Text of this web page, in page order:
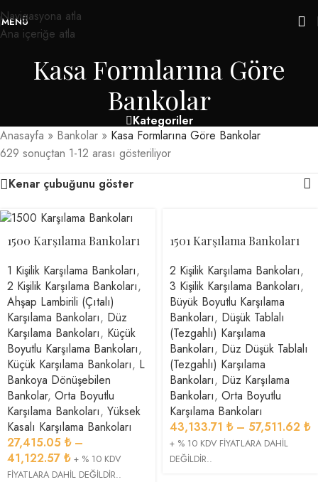
Navigasyona atla
Ana içeriğe atla
MENÜ
Kasa Formlarına Göre
Bankolar
Kategoriler
Anasayfa » Bankolar » Kasa Formlarına Göre Bankolar
629 sonuçtan 1-12 arası gösteriliyor
Kenar çubuğunu göster
1500 Karşılama Bankoları
1 Kişilik Karşılama Bankoları,
2 Kişilik Karşılama Bankoları,
Ahşap Lambirili (Çıtalı)
Karşılama Bankoları, Düz
Karşılama Bankoları, Küçük
Boyutlu Karşılama Bankoları,
Küçük Karşılama Bankoları, L
Bankoya Dönüşebilen
Bankolar, Orta Boyutlu
Karşılama Bankoları, Yüksek
Kasalı Karşılama Bankoları
27,415.05 ₺ –
41,122.57 ₺ + % 10 KDV
FİYATLARA DAHİL DEĞİLDİR..
1501 Karşılama Bankoları
2 Kişilik Karşılama Bankoları,
3 Kişilik Karşılama Bankoları,
Büyük Boyutlu Karşılama
Bankoları, Düşük Tablalı
(Tezgahlı) Karşılama
Bankoları, Düz Düşük Tablalı
(Tezgahlı) Karşılama
Bankoları, Düz Karşılama
Bankoları, Orta Boyutlu
Karşılama Bankoları
43,133.71 ₺ – 57,511.62 ₺
+ % 10 KDV FİYATLARA DAHİL
DEĞİLDİR..